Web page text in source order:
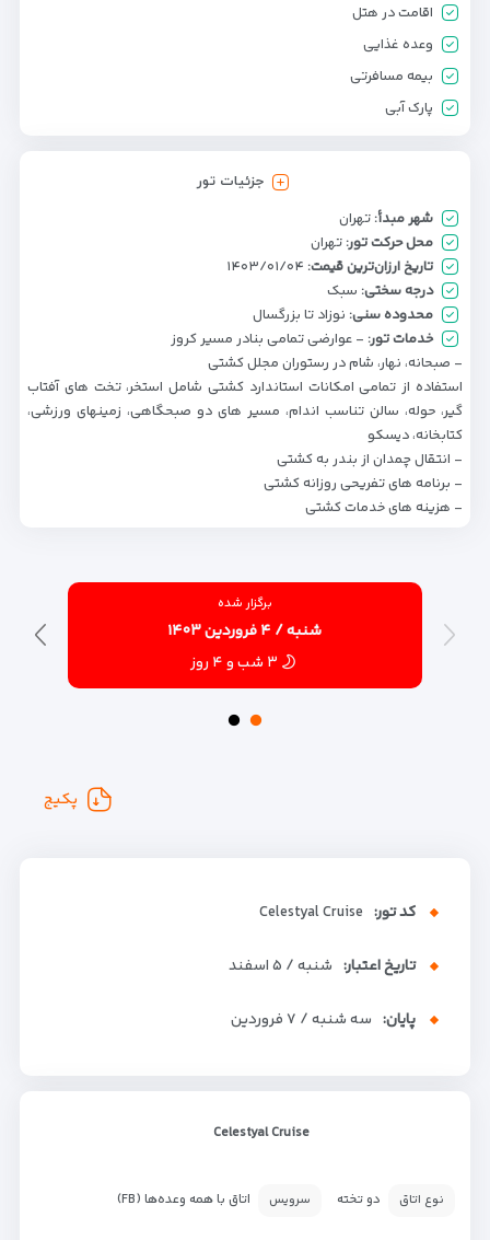
اقامت در هتل
وعده غذایی
بیمه مسافرتی
پارک آبی
جزئیات تور
شهر مبدأ: تهران
محل حرکت تور: تهران
تاریخ ارزان‌ترین قیمت: ۱۴۰۳/۰۱/۰۴
درجه سختی: سبک
محدوده سنی: نوزاد تا بزرگسال
خدمات تور: - عوارضی تمامی بنادر مسیر کروز
- صبحانه، نهار، شام در رستوران مجلل کشتی
استفاده از تمامی امکانات استاندارد کشتی شامل استخر، تخت های آفتاب
گیر، حوله، سالن تناسب اندام، مسیر های دو صبحگاهی، زمینهای ورزشی،
کتابخانه، دیسکو
- انتقال چمدان از بندر به کشتی
- برنامه های تفریحی روزانه کشتی
- هزینه های خدمات کشتی
برگزار شده
شنبه / ۴ فروردین ۱۴۰۳
۳ شب و ۴ روز
پکیج
کد تور: Celestyal Cruise
تاریخ اعتبار: شنبه / ۵ اسفند
پایان: سه شنبه / ۷ فروردین
Celestyal Cruise
نوع اتاق دو تخته سرویس اتاق با همه وعده‌ها (FB)